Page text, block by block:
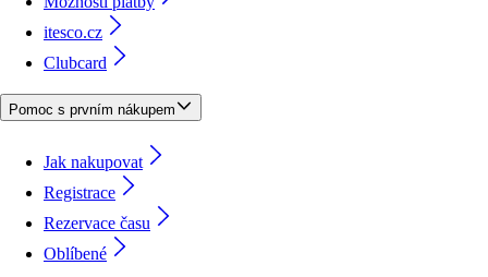
itesco.cz
Clubcard
Pomoc s prvním nákupem
Jak nakupovat
Registrace
Rezervace času
Oblíbené